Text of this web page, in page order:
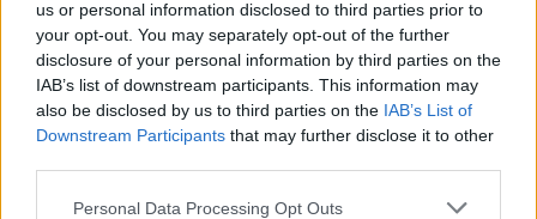
us or personal information disclosed to third parties prior to
your opt-out. You may separately opt-out of the further
disclosure of your personal information by third parties on the
IAB’s list of downstream participants. This information may
also be disclosed by us to third parties on the IAB’s List of
Downstream Participants that may further disclose it to other
Please note that this website/app uses one or more Google
Personal Data Processing Opt Outs
megerőszakolták gyerekkorában. Az énekes eddig
nem beszélt a sokkoló ...
Idén is lesz Zene Ünnepe
2011. május 20.